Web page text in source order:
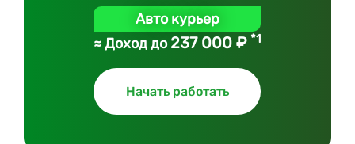
Авто курьер
≈ Доход до237 000 ₽ *1
Начать работать